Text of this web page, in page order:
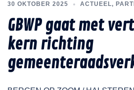
30 OKTOBER 2025 ACTUEEL,
GBWP gaat met
kern richting